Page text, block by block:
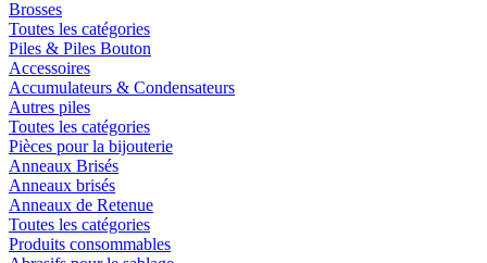
Brosses
Toutes les catégories
Piles & Piles Bouton
Accessoires
Accumulateurs & Condensateurs
Autres piles
Toutes les catégories
Pièces pour la bijouterie
Anneaux Brisés
Anneaux brisés
Anneaux de Retenue
Toutes les catégories
Produits consommables